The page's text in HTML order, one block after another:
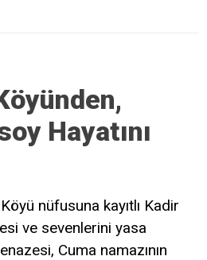
Hayatını
nüfusuna kayıtlı Kadir
ve sevenlerini yasa
Cuma namazının